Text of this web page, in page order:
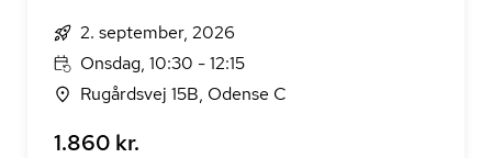
2. september, 2026
Onsdag, 10:30 - 12:15
Rugårdsvej 15B, Odense C
1.860 kr.